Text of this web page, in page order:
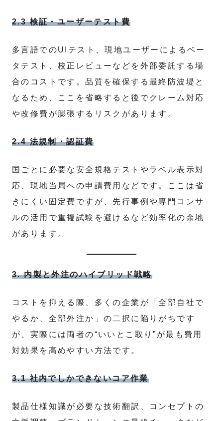
2.3 検証・ユーザーテスト費
多言語でのUIテスト、現地ユーザーによるベー
タテスト、校正レビューなどを外部委託する場
合のコストです。品質を確保する最終防波堤と
なるため、ここを省略すると後でクレーム対応
や改修費が膨張するリスクがあります。
2.4 法規制・認証費
国ごとに必要な安全規格テストやラベル表示対
応、現地当局への申請費用などです。ここは省
きにくい固定費ですが、先行事例や専門コンサ
ルの活用で重複試験を避けるなど効率化の余地
があります。
3. 内製と外注のハイブリッド戦略
コストを抑える際、多くの企業が「全部自社で
やるか、全部外注か」の二択に陥りがちです
が、実際には両者の“いいとこ取り”が最も費用
対効果を高めやすい方法です。
3.1 社内でしかできないコア作業
製品仕様知識が必要な技術翻訳、コンセプトの